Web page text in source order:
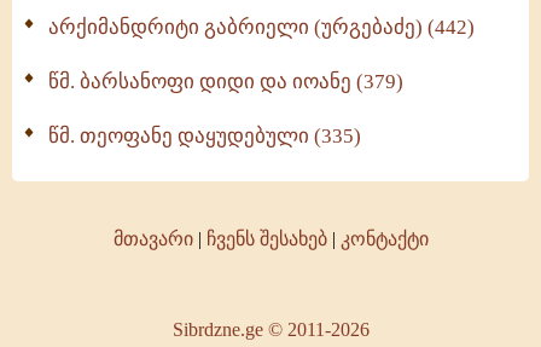
არქიმანდრიტი გაბრიელი (ურგებაძე) (442)
წმ. ბარსანოფი დიდი და იოანე (379)
წმ. თეოფანე დაყუდებული (335)
მთავარი| ჩვენს შესახებ| კონტაქტი
Sibrdzne.ge © 2011-2026